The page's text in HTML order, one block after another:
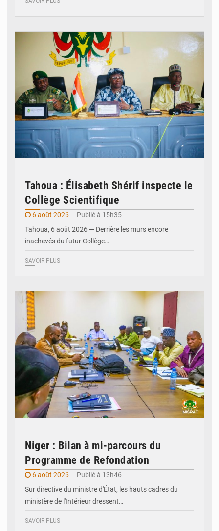
Tahoua : Élisabeth Shérif inspecte le
Collège Scientifique
6 août 2026
Publié à 15h35
Tahoua, 6 août 2026 — Derrière les murs encore
inachevés du futur Collège…
SAVOIR PLUS
Niger : Bilan à mi-parcours du
Programme de Refondation
6 août 2026
Publié à 13h46
Sur directive du ministre d'État, les hauts cadres du
ministère de l'Intérieur dressent…
SAVOIR PLUS